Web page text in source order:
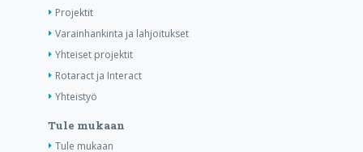
Projektit
Varainhankinta ja lahjoitukset
Yhteiset projektit
Rotaract ja Interact
Yhteistyö
Tule mukaan
Tule mukaan